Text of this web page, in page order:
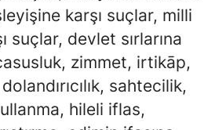
karşı suçlar, milli
suçlar, devlet sırlarına
zimmet, irtikāp,
sahtecilik,
hileli iflas,